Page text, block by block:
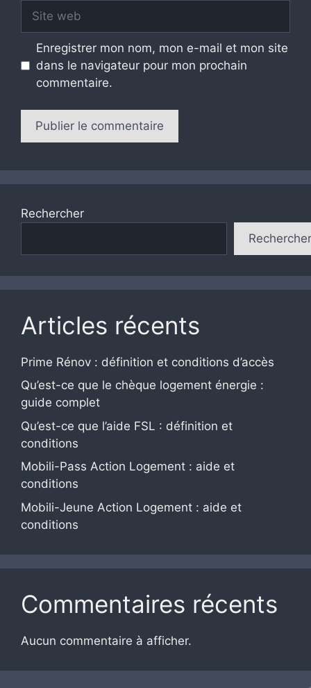
Site
Enregistrer mon nom, mon e-mail et mon site
dans le navigateur pour mon prochain
commentaire.
Rechercher
Rechercher
Articles récents
Prime Rénov : définition et conditions d’accès
Qu’est-ce que le chèque logement énergie :
guide complet
Qu’est-ce que l’aide FSL : définition et
conditions
Mobili-Pass Action Logement : aide et
conditions
Mobili-Jeune Action Logement : aide et
conditions
Commentaires récents
Aucun commentaire à afficher.